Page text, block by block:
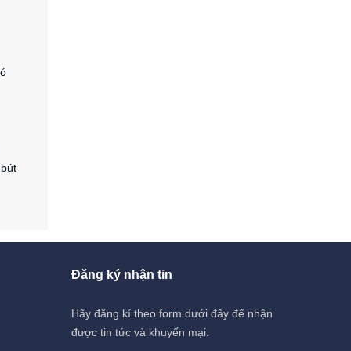
Đăng ký nhận tin
Hãy đăng kí theo form dưới đây để nhận
được tin tức và khuyến mại.